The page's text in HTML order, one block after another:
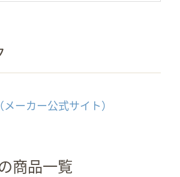
ーカー公式サイト）
商品一覧